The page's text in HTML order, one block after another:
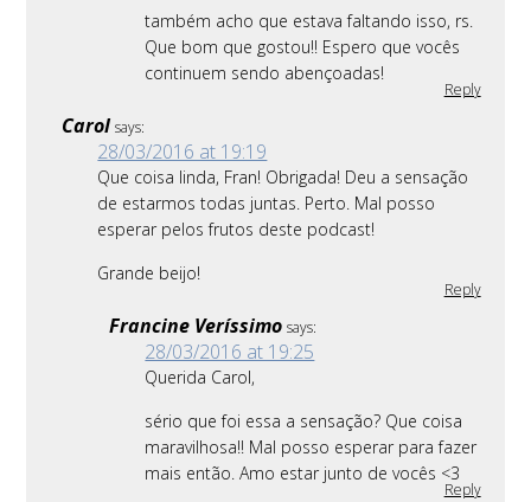
também acho que estava faltando isso, rs.
Que bom que gostou!! Espero que vocês
continuem sendo abençoadas!
Reply
Carol says:
28/03/2016 at 19:19
Que coisa linda, Fran! Obrigada! Deu a sensação
de estarmos todas juntas. Perto. Mal posso
esperar pelos frutos deste podcast!
Grande beijo!
Reply
Francine Veríssimo says:
28/03/2016 at 19:25
Querida Carol,
sério que foi essa a sensação? Que coisa
maravilhosa!! Mal posso esperar para fazer
mais então. Amo estar junto de vocês <3
Reply